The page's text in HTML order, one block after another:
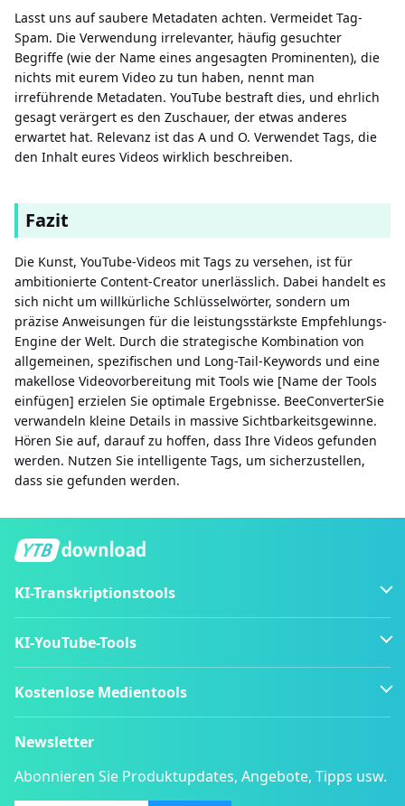
Lasst uns auf saubere Metadaten achten. Vermeidet Tag-
Spam. Die Verwendung irrelevanter, häufig gesuchter
Begriffe (wie der Name eines angesagten Prominenten), die
nichts mit eurem Video zu tun haben, nennt man
irreführende Metadaten. YouTube bestraft dies, und ehrlich
gesagt verärgert es den Zuschauer, der etwas anderes
erwartet hat. Relevanz ist das A und O. Verwendet Tags, die
den Inhalt eures Videos wirklich beschreiben.
Fazit
Die Kunst, YouTube-Videos mit Tags zu versehen, ist für
ambitionierte Content-Creator unerlässlich. Dabei handelt es
sich nicht um willkürliche Schlüsselwörter, sondern um
präzise Anweisungen für die leistungsstärkste Empfehlungs-
Engine der Welt. Durch die strategische Kombination von
allgemeinen, spezifischen und Long-Tail-Keywords und eine
makellose Videovorbereitung mit Tools wie [Name der Tools
einfügen] erzielen Sie optimale Ergebnisse. BeeConverterSie
verwandeln kleine Details in massive Sichtbarkeitsgewinne.
Hören Sie auf, darauf zu hoffen, dass Ihre Videos gefunden
werden. Nutzen Sie intelligente Tags, um sicherzustellen,
dass sie gefunden werden.
KI-Transkriptionstools
KI-YouTube-Tools
Kostenlose Medientools
Newsletter
Abonnieren Sie Produktupdates, Angebote, Tipps usw.